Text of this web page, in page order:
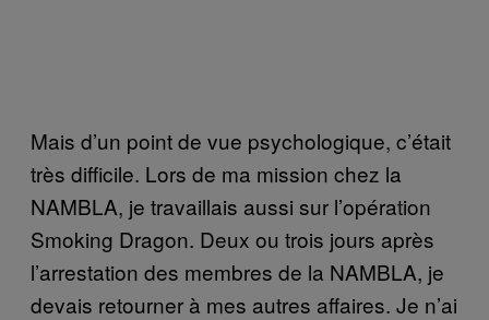
Mais d’un point de vue psychologique, c’était
très difficile. Lors de ma mission chez la
NAMBLA, je travaillais aussi sur l’opération
Smoking Dragon. Deux ou trois jours après
l’arrestation des membres de la NAMBLA, je
devais retourner à mes autres affaires. Je n’ai